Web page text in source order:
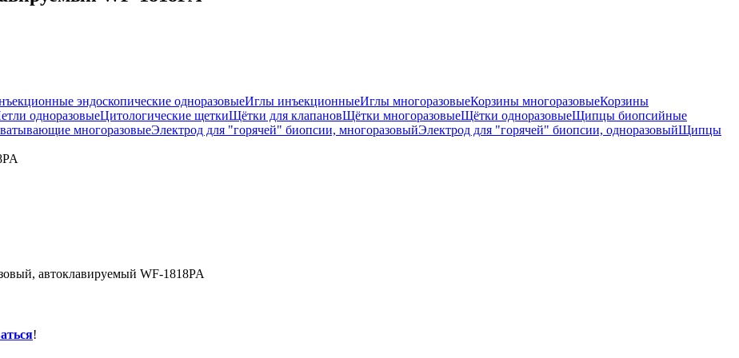
эндоскопические одноразовыеИглы инъекционныеИглы многоразовыеКорзины многоразовыеКорзины
одноразовыеЦитологические щеткиЩётки для клапановЩётки многоразовыеЩётки одноразовыеЩипцы биопсийные
многоразовыеЭлектрод для "горячей" биопсии, многоразовыйЭлектрод для "горячей" биопсии, одноразовыйЩипцы
автоклавируемый WF-1818PA
!